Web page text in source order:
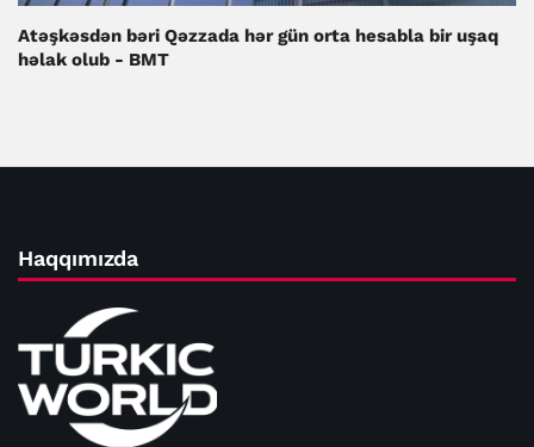
Atəşkəsdən bəri Qəzzada hər gün orta hesabla bir uşaq
həlak olub - BMT
Haqqımızda